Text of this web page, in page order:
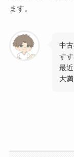
ます。
中
すす
最
大